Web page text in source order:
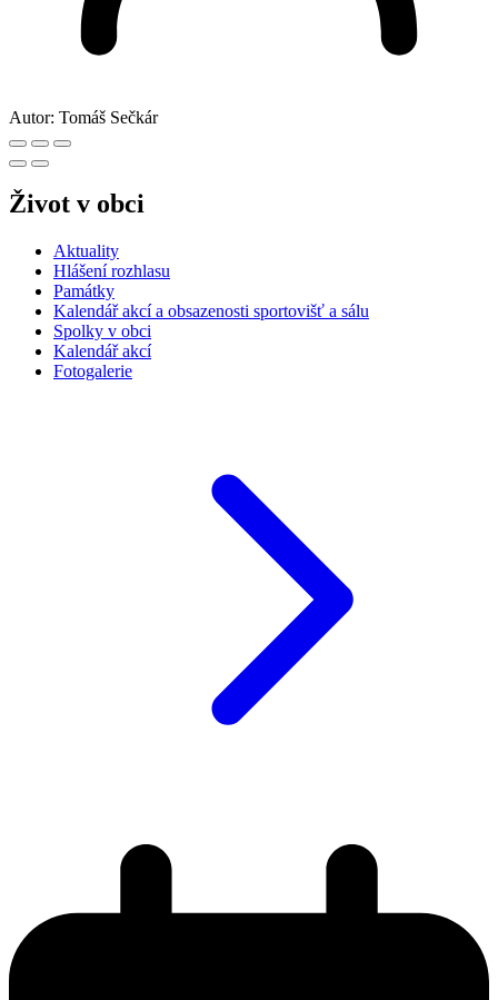
Autor: Tomáš Sečkár
Život v obci
Aktuality
Hlášení rozhlasu
Památky
Kalendář akcí a obsazenosti sportovišť a sálu
Spolky v obci
Kalendář akcí
Fotogalerie